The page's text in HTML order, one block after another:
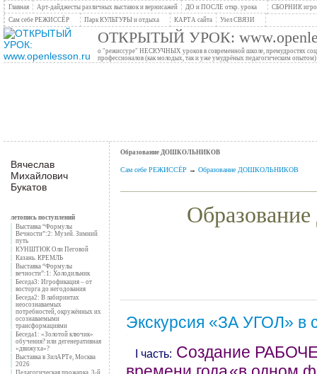
Главная Арт-дайджесты различных выставок и вернисажей ДО и ПОСЛЕ откр. урока
СБОРНИК
Сам себе РЕЖИССЁР
Парк КУЛЬТУРЫ и отдыха КАРТА сайта Узел СВЯЗИ
ОТКРЫТЫЙ УРОК:
о "режиссуре" НЕСКУЧНЫХ уроков в современной школе, премудростях
профессионалов (как молодых, так и уже умудрёных педагогическим опытом)
Вячеслав
Михайлович
Букатов
летопись поступлений
Выставка “Формулы
Вечности”:2: Музей. Зимний
путь
КУНШТЮК Оли Пеговой
Казань. КРЕМЛЬ
Выставка “Формулы
вечности”:1: Холодильник
Беседа3: Игрофикация – от
восторга до негодования
Беседа2: В лабиринтах
неосознаваемых
потребностей, окружённых их
осознаваемыми
трансформациями
Беседа1: «Золотой ключик»
обучения? или дегенеративная
«движуха»?
Выставка в ЗилАРТе, Москва
2026
Образование ДОШКОЛЬНИКОВ
Сам себе РЕЖИССЁР → Образование ДОШКОЛЬНИКОВ
Экскурсия «ЗА УГОЛ» в
I часть: Создание